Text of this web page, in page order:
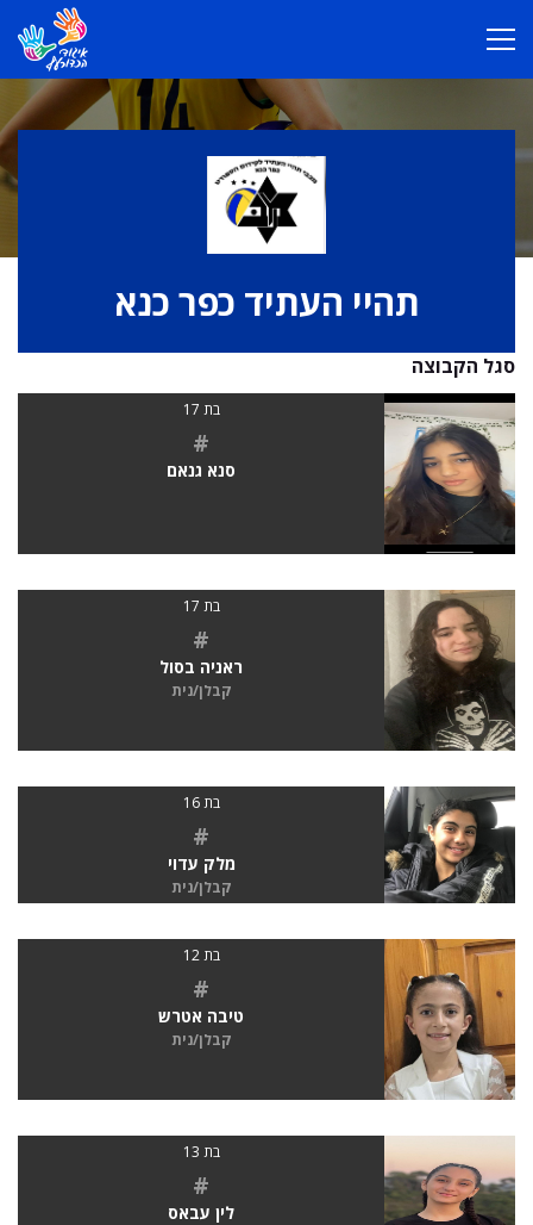
תהיי העתיד כפר כנא
סגל הקבוצה
בת 17
#
סנא גנאם
בת 17
#
ראניה בסול
קבלן/נית
בת 16
#
מלק עדוי
קבלן/נית
בת 12
#
טיבה אטרש
קבלן/נית
בת 13
#
לין עבאס